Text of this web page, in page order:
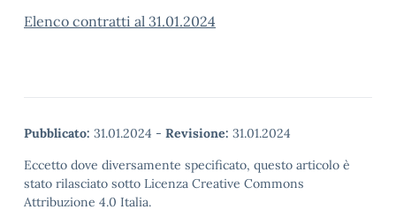
Elenco contratti al 31.01.2024
Pubblicato: 31.01.2024 - Revisione: 31.01.2024
Eccetto dove diversamente specificato, questo articolo è
stato rilasciato sotto Licenza Creative Commons
Attribuzione 4.0 Italia.